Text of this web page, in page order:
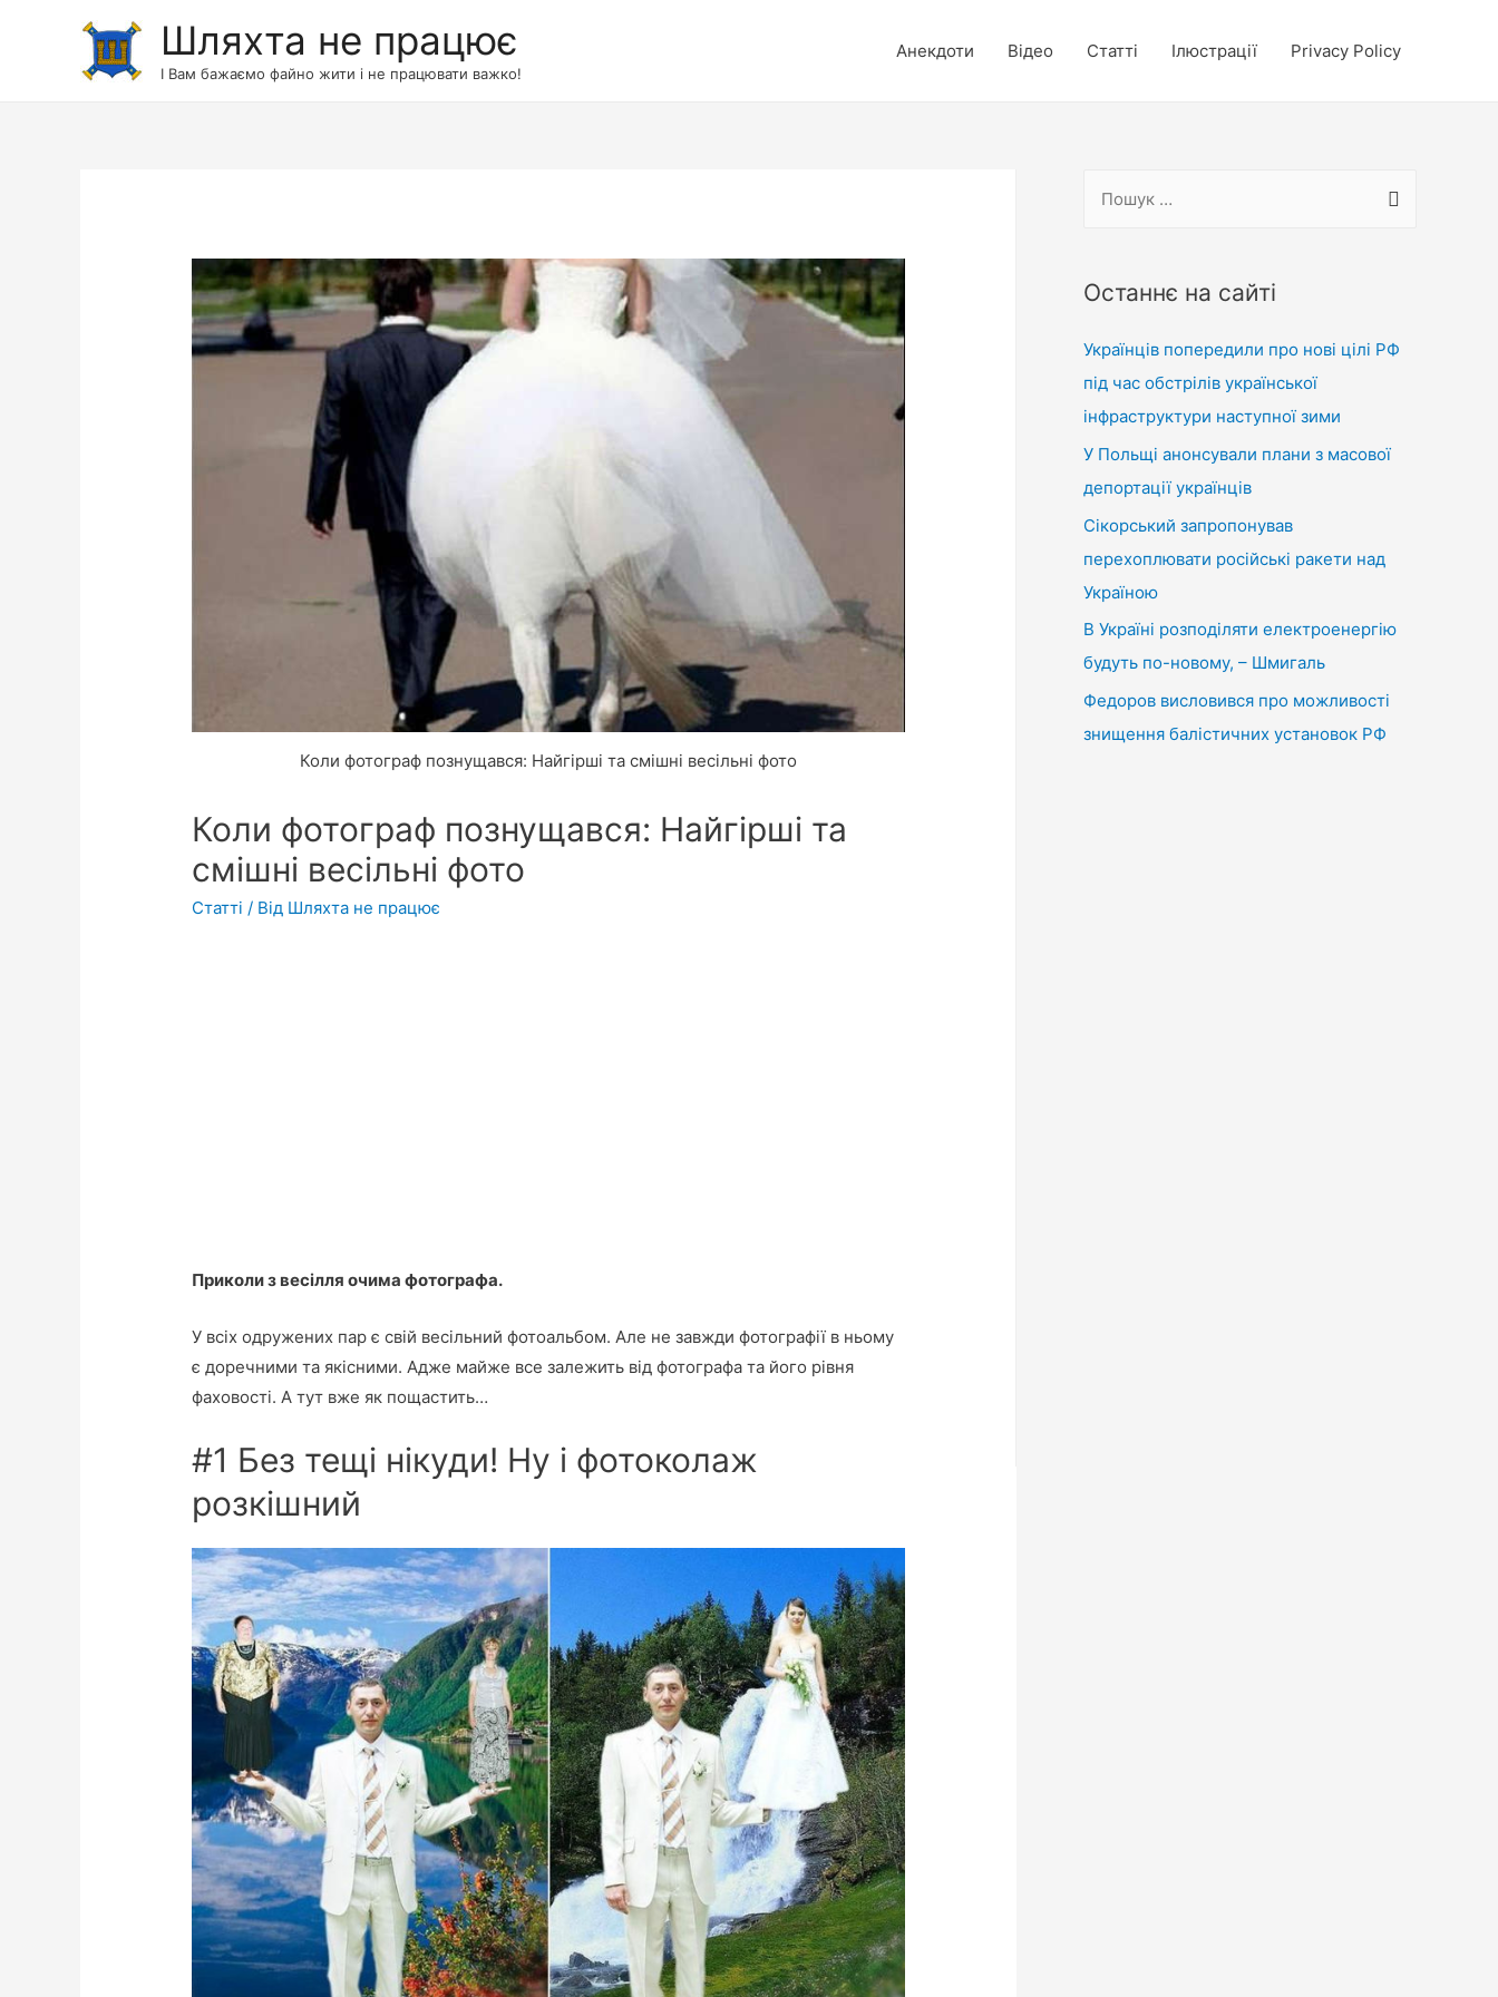
Шляхта не працює
І Вам бажаємо файно жити і не працювати важко!
Анекдоти Відео Статті Ілюстрації Privacy Policy
Коли фотограф познущався: Найгірші та смішні весільні фото
Коли фотограф познущався: Найгірші та
смішні весільні фото
Статті / Від Шляхта не працює
Приколи з весілля очима фотографа.
У всіх одружених пар є свій весільний фотоальбом. Але не завжди фотографії в ньому
є доречними та якісними. Адже майже все залежить від фотографа та його рівня
фаховості. А тут вже як пощастить…
#1 Без тещі нікуди! Ну і фотоколаж
розкішний
у
:
Останнє на сайті
Українців попередили про нові цілі РФ
під час обстрілів української
інфраструктури наступної зими
У Польщі анонсували плани з масової
депортації українців
Сікорський запропонував
перехоплювати російські ракети над
Україною
В Україні розподіляти електроенергію
будуть по-новому, – Шмигаль
Федоров висловився про можливості
знищення балістичних установок РФ